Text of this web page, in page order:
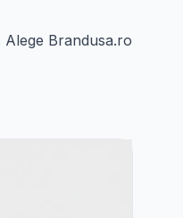
Brandusa.ro